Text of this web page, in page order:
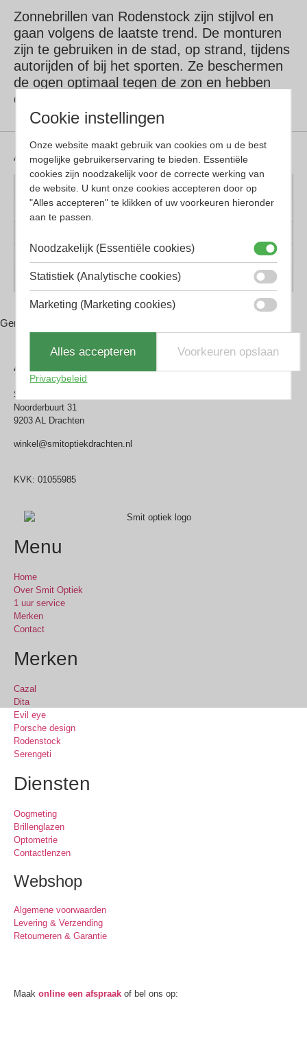
Zonnebrillen van Rodenstock zijn stijlvol en
gaan volgens de laatste trend. De monturen
zijn te gebruiken in de stad, op strand, tijdens
autorijden of bij het sporten. Ze beschermen
de ogen optimaal tegen de zon en hebben
een optimale draagcomfort.
Aanvullende informatie
Kleur montuur Bruin, Gunmetal
Montuur materiaal
Geschikt voor
Vorm Rechthoekig
Gerelateerde producten
Adres
Smit Optiek Drachten
Noorderbuurt 31
9203 AL Drachten
winkel@smitoptiekdrachten.nl
KVK: 01055985
Menu
Home
Over Smit Optiek
1 uur service
Merken
Contact
Merken
Cazal
Dita
Evil eye
Porsche design
Rodenstock
Serengeti
Diensten
Oogmeting
Brillenglazen
Optometrie
Contactlenzen
Webshop
Algemene voorwaarden
Levering & Verzending
Retourneren & Garantie
Maak online een afspraak of bel ons op:
Cookie instellingen
Onze website maakt gebruik van cookies om u de best
mogelijke gebruikerservaring te bieden. Essentiële
cookies zijn noodzakelijk voor de correcte werking van
de website. U kunt onze cookies accepteren door op
"Alles accepteren" te klikken of uw voorkeuren hieronder
aan te passen.
Noodzakelijk (Essentiële cookies)
Statistiek (Analytische cookies)
Marketing (Marketing cookies)
Alles accepteren Voorkeuren opslaan
Privacybeleid